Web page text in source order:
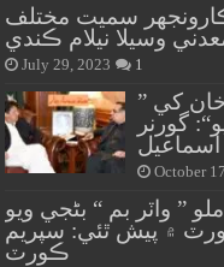
تي ڪارونجهر سميت مختلف
وسيلا نيلام ڪندي
July 29, 2023 1
” فرزند ڪراچي لياقت علي خان کي
گورنر
October
” واٽر بم “ بڻجي ويو
۾ پيش ٿئي: سپريم
ڪورٽ